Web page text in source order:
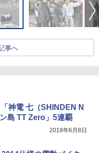
事へ
神電 七（SHINDEN N
島 TT Zero」5連覇
2018年6月8日